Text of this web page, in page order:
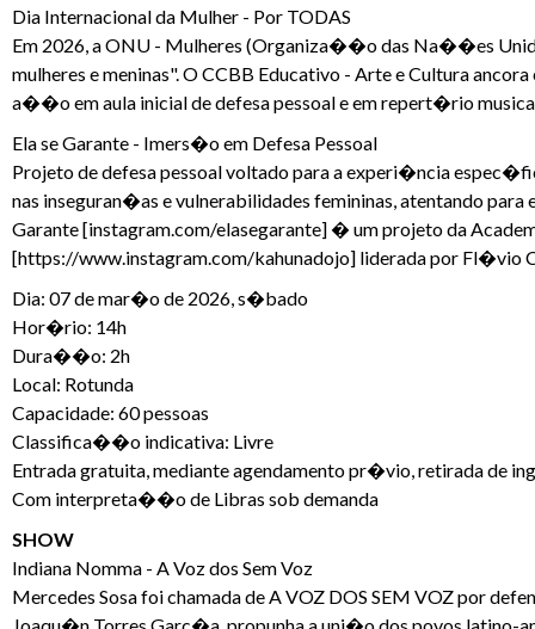
Dia Internacional da Mulher - Por TODAS
Em 2026, a ONU - Mulheres (Organiza��o das Na��es
mulheres e meninas". O CCBB Educativo - Arte e Cultura
a��o em aula inicial de defesa pessoal e em repert�rio
Ela se Garante - Imers�o em Defesa Pessoal
Projeto de defesa pessoal voltado para a experi�ncia
nas inseguran�as e vulnerabilidades femininas, atentando
Garante [instagram.com/elasegarante] � um projeto da
[https://www.instagram.com/kahunadojo] liderada por Fl�vio
Dia: 07 de mar�o de 2026, s�bado
Hor�rio: 14h
Dura��o: 2h
Local: Rotunda
Capacidade: 60 pessoas
Classifica��o indicativa: Livre
Entrada gratuita, mediante agendamento pr�vio, retirada de
Com interpreta��o de Libras sob demanda
SHOW
Indiana Nomma - A Voz dos Sem Voz
Mercedes Sosa foi chamada de A VOZ DOS SEM VOZ por